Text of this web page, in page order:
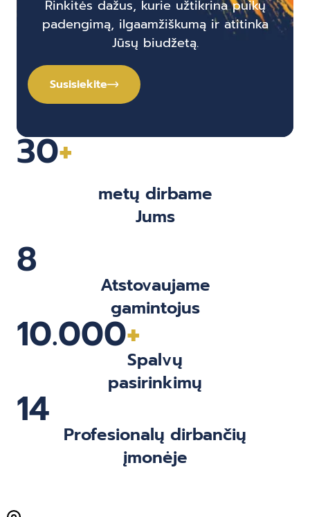
Rinkitės dažus, kurie užtikrina puikų
padengimą, ilgaamžiškumą ir atitinka
Jūsų biudžetą.
Susisiekite
30+
metų dirbame
Jums
8
Atstovaujame
gamintojus
10.000+
Spalvų
pasirinkimų
14
Profesionalų dirbančių
įmonėje